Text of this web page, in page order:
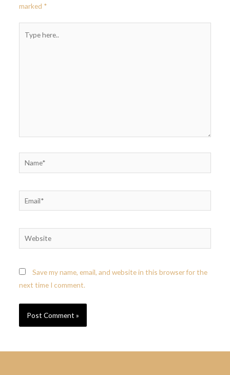
marked *
Save my name, email, and website in this browser for the
next time I comment.